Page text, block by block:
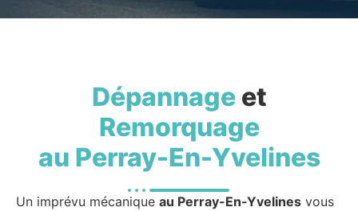
Dépannageet
Remorquage
au Perray-En-Yvelines
Un imprévu mécanique au Perray-En-Yvelines vous